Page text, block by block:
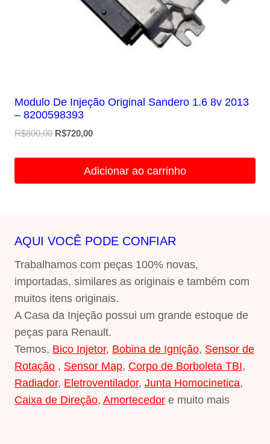
Modulo De Injeção Original Sandero 1.6 8v 2013
– 8200598393
R$800,00 O
R$720,00O
é:
Adicionar ao carrinho
AQUI VOCÊ PODE CONFIAR
Trabalhamos com peças 100% novas,
importadas, similares as originais e também com
muitos itens originais.
A Casa da Injeção possui um grande estoque de
peças para Renault.
Temos, Bico Injetor, Bobina de Ignição, Sensor de
Rotação , Sensor Map, Corpo de Borboleta TBI,
Radiador, Eletroventilador, Junta Homocinetica,
Caixa de Direção, Amortecedor e muito mais